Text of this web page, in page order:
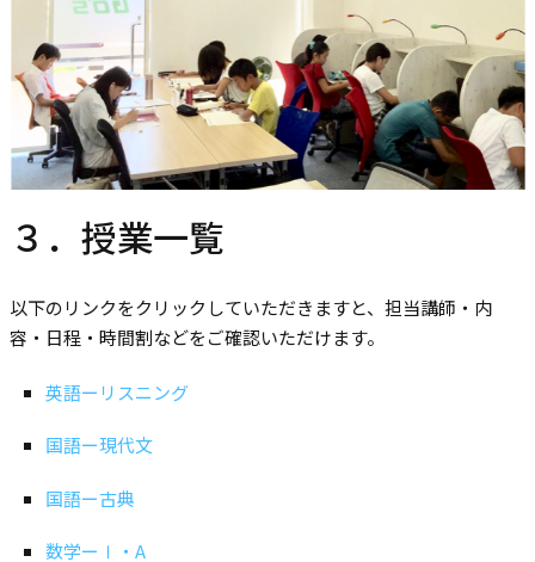
３．授業一覧
以下のリンクをクリックしていただきますと、担当講師・内
容・日程・時間割などをご確認いただけます。
英語ーリスニング
国語ー現代文
国語ー古典
数学ーⅠ・A